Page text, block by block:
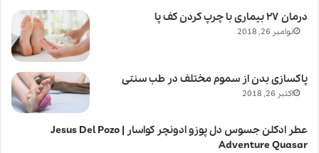
درمان ۲۷ بیماری با چرپ کردن کف پا
نوامبر 26, 2018
پاکسازی بدن از سموم مختلف در طب سنتی
اکتبر 26, 2018
عطر ادکلن جسوس دل پوزو ادونچر کواسار | Jesus Del Pozo
Adventure Quasar